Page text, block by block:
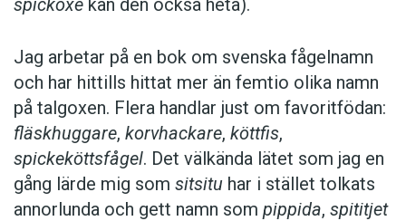
spickoxe kan den också heta).
Jag arbetar på en bok om svenska fågelnamn
och har hittills hittat mer än femtio olika namn
på talgoxen. Flera handlar just om favoritfödan:
fläskhuggare, korvhackare, köttfis,
spickeköttsfågel. Det välkända lätet som jag en
gång lärde mig som sitsitu har i stället tolkats
annorlunda och gett namn som pippida, spititjet